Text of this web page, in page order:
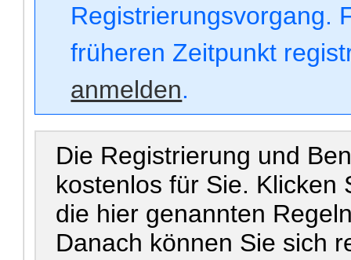
Registrierungsvorgang.
früheren Zeitpunkt
anmelden.
Die Registrierung und
kostenlos für Sie. Klicken
die hier genannten
Danach können Sie sich